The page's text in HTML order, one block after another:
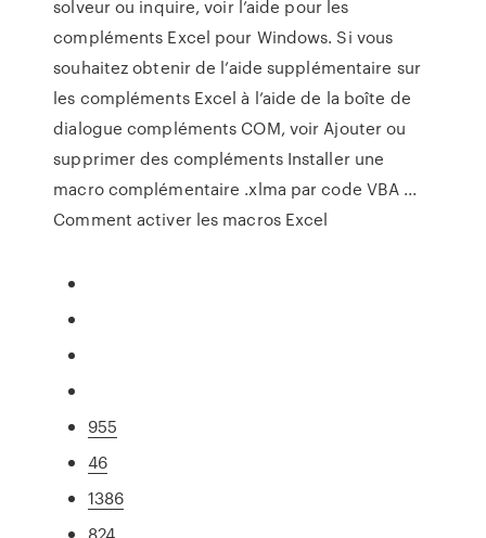
solveur ou inquire, voir l’aide pour les
compléments Excel pour Windows. Si vous
souhaitez obtenir de l’aide supplémentaire sur
les compléments Excel à l’aide de la boîte de
dialogue compléments COM, voir Ajouter ou
supprimer des compléments Installer une
macro complémentaire .xlma par code VBA ...
Comment activer les macros Excel
955
46
1386
824